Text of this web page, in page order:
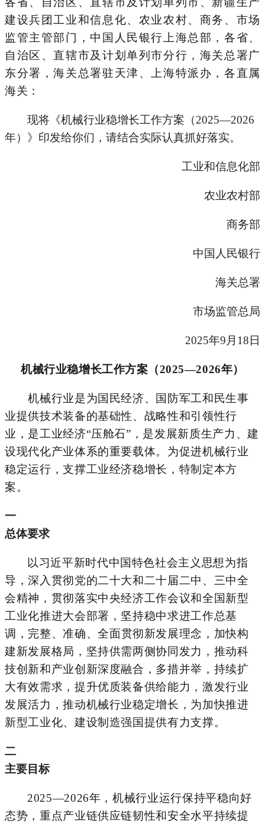
建设兵团工业和信息化、农业农村、商务、市场
监管主管部门，中国人民银行上海总部，各省、
自治区、直辖市及计划单列市分行，海关总署广
东分署，海关总署驻天津、上海特派办，各直属
海关：
现将《机械行业稳增长工作方案（2025—2026
年）》印发给你们，请结合实际认真抓好落实。
工业和信息化部
农业农村部
商务部
中国人民银行
海关总署
市场监管总局
2025年9月18日
机械行业稳增长工作方案（2025—2026年）
机械行业是为国民经济、国防军工和民生事
业提供技术装备的基础性、战略性和引领性行
业，是工业经济“压舱石”，是发展新质生产力、建
设现代化产业体系的重要载体。为促进机械行业
稳定运行，支撑工业经济稳增长， 特制定本方
案。
一
总体要求
以习近平新时代中国特色社会主义思想为指
导，深入贯彻党的二十大和二十届二中、三中全
会精神，贯彻落实中央经济工作会议和全国新型
工业化推进大会部署， 坚持稳中求进工作总基
调 ，完整、 准确、全面贯彻新发展理念，加快构
建新发展格局 ， 坚持供需两侧协同发力， 推动科
技创新和产业创新深度融合，多措并举，持续扩
大有效需求，提升优质装备供给能力，激发行业
发展活力，推动机械行业稳定增长，为加快推进
新型工业化、建设制造强国提供有力支撑。
二
主要目标
2025—2026年，机械行业运行保持平稳向好
态势，重点产业链供应链韧性和安全水平持续提